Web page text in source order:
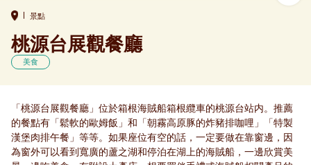
景點
桃源台展觀餐廳
美食
「桃源台展觀餐廳」位於箱根海賊船箱根纜車的桃源台站内。推薦
的餐點有「鬆軟的歐姆飯」和「朝霧高原豚的炸豬排咖哩」「特製
漢堡肉排午餐」等等。如果座位有空的話，一定要做在靠窗邊，因
為窗外可以看到寬廣的蘆之湖和停泊在湖上的海賊船，一邊欣賞美